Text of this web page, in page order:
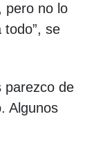
pero no lo
todo”, se
parezco de
Algunos